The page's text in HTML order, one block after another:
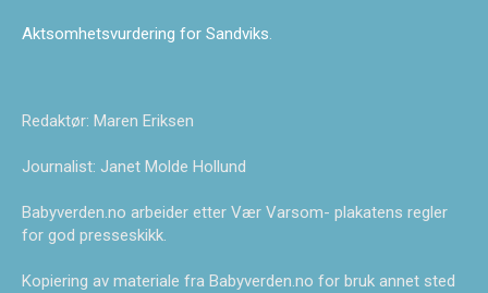
Aktsomhetsvurdering for Sandviks.
Redaktør: Maren Eriksen
Journalist: Janet Molde Hollund
Babyverden.no arbeider etter Vær Varsom- plakatens regler
for god presseskikk.
Kopiering av materiale fra Babyverden.no for bruk annet sted